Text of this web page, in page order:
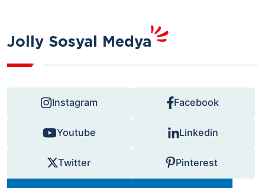
Jolly Sosyal Medya
Instagram Facebook
Youtube Linkedin
Twitter Pinterest